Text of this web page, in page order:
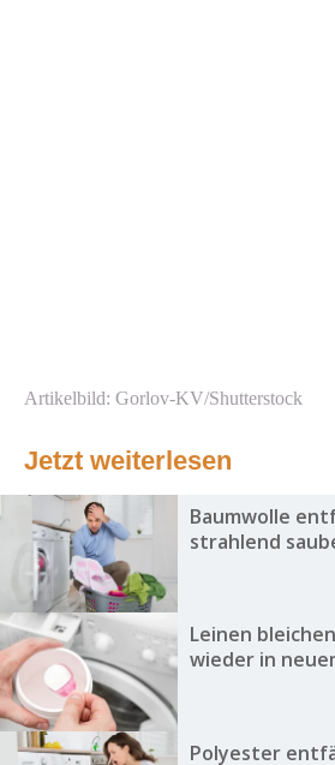
Artikelbild: Gorlov-KV/Shutterstock
Jetzt weiterlesen
Baumwolle
strahlend
Leinen
wieder in
Polyester